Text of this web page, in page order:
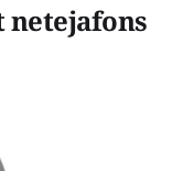
netejafons